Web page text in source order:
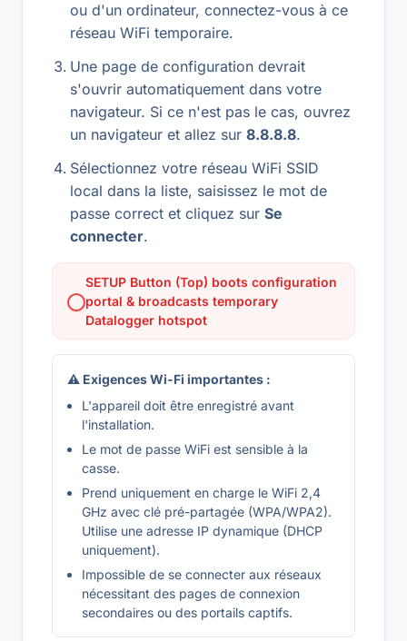
ou d'un ordinateur, connectez-vous à ce
réseau WiFi temporaire.
Une page de configuration devrait
s'ouvrir automatiquement dans votre
navigateur. Si ce n'est pas le cas, ouvrez
un navigateur et allez sur 8.8.8.8.
Sélectionnez votre réseau WiFi SSID
local dans la liste, saisissez le mot de
passe correct et cliquez sur Se
connecter.
SETUP Button (Top) boots configuration
portal & broadcasts temporary
Datalogger hotspot
⚠ Exigences Wi-Fi importantes :
L'appareil doit être enregistré avant
l'installation.
Le mot de passe WiFi est sensible à la
casse.
Prend uniquement en charge le WiFi 2,4
GHz avec clé pré-partagée (WPA/WPA2).
Utilise une adresse IP dynamique (DHCP
uniquement).
Impossible de se connecter aux réseaux
nécessitant des pages de connexion
secondaires ou des portails captifs.